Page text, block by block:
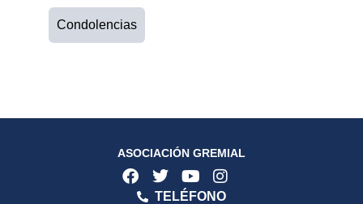
Condolencias
ASOCIACIÓN GREMIAL
TELÉFONO